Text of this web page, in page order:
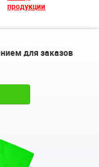
продукции
для заказов